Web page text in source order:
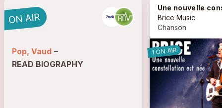
Pop, Vaud –
READ BIOGRAPHY
Une nouvelle constellation est
Brice Music
Chanson
1 ON AIR